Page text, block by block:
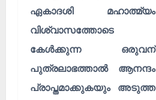
ഏകാദശി മഹാത്മ്യം
വിശ്വാസത്തോടെ
കേൾക്കുന്ന ഒരുവന്
പുത്രലാഭത്താൽ ആനന്ദം
പ്രാപ്തമാക്കുകയും അടുത്ത